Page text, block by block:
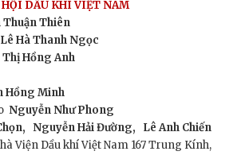
HỘI DẦU KHÍ VIỆT NAM
Thuận Thiên
Lê Hà Thanh Ngọc
Thị Hồng Anh
Hồng Minh
Nguyễn Như Phong
Nguyễn Hải Đường,
Lê Anh Chiến
Viện Dầu khí Việt Nam 167 Trung Kính,